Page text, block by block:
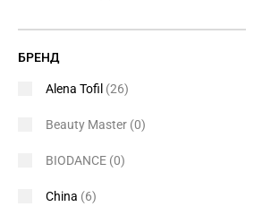
БРЕНД
Alena Tofil (26)
Beauty Master (0)
BIODANCE (0)
China (6)